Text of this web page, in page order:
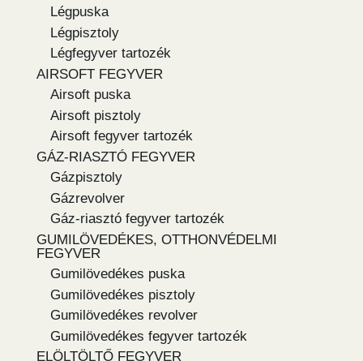
Légpuska
Légpisztoly
Légfegyver tartozék
AIRSOFT FEGYVER
Airsoft puska
Airsoft pisztoly
Airsoft fegyver tartozék
GÁZ-RIASZTÓ FEGYVER
Gázpisztoly
Gázrevolver
Gáz-riasztó fegyver tartozék
GUMILÖVEDÉKES, OTTHONVÉDELMI
FEGYVER
Gumilövedékes puska
Gumilövedékes pisztoly
Gumilövedékes revolver
Gumilövedékes fegyver tartozék
ELÖLTÖLTŐ FEGYVER